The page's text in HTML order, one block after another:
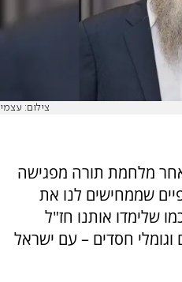
צילום: עצמי
מלחמת תורה מפגישה
שממחישים לנו את
שלימדו אותנו חז"ל
חסדים – עם ישראל